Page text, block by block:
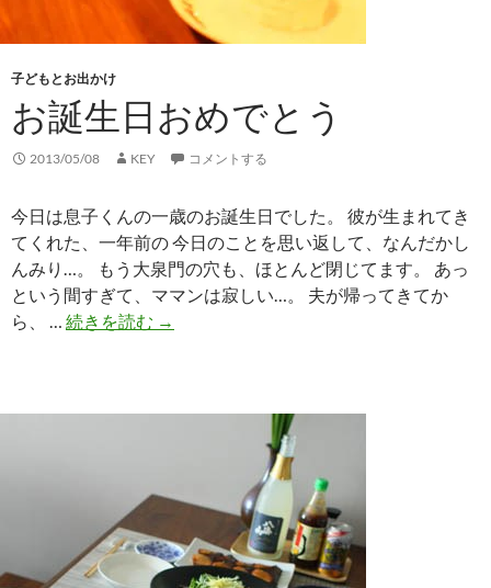
子どもとお出かけ
お誕生日おめでとう
2013/05/08 KEY コメントする
今日は息子くんの一歳のお誕生日でした。 彼が生まれてき
てくれた、一年前の 今日のことを思い返して、なんだかし
んみり…。 もう大泉門の穴も、ほとんど閉じてます。 あっ
という間すぎて、ママンは寂しい…。 夫が帰ってきてか
ら、 … 続きを読む お
と
→